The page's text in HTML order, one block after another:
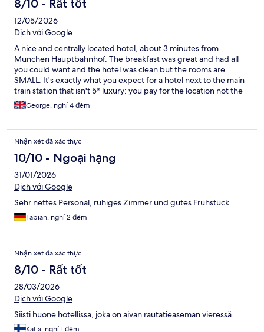
8/10 - Rất tốt
12/05/2026
Dịch với Google
A nice and centrally located hotel, about 3 minutes from
Munchen Hauptbahnhof. The breakfast was great and had all
you could want and the hotel was clean but the rooms are
SMALL. It's exactly what you expect for a hotel next to the main
train station that isn't 5* luxury: you pay for the location not the
hotel.George, nghỉ 4 đêm
Nhận xét đã xác thực
10/10 - Ngoại hạng
31/01/2026
Dịch với Google
Sehr nettes Personal, ruhiges Zimmer und gutes Frühstück
Fabian, nghỉ 2 đêm
Nhận xét đã xác thực
8/10 - Rất tốt
28/03/2026
Dịch với Google
Siisti huone hotellissa, joka on aivan rautatieaseman vieressä.
Katja, nghỉ 1 đêm